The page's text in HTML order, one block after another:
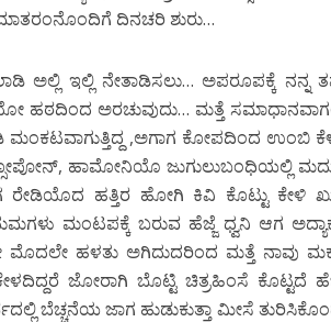
ದಿನಚರಿ ಶುರು…
ಅಲ್ಲಿ ಇಲ್ಲಿ ನೇತಾಡಿಸಲು… ಅಪರೂಪಕ್ಕೆ ನನ್ನ
ಹಠದಿಂದ ಅರಚುವುದು… ಮತ್ತೆ
ಮಂಕಟವಾಗುತ್ತಿದ್ದ ,ಅಗಾಗ ಕೋಪದಿಂದ ಉಂಬಿ
ಹಾಮೋನಿಯೊ ಜುಗುಲುಬಂಧಿಯಲ್ಲಿ
ಹತ್ತಿರ ಹೋಗಿ ಕಿವಿ ಕೊಟ್ಟು ಕೇಳಿ
ಮಂಟಪಕ್ಕೆ ಬರುವ ಹೆಜ್ಜೆ ಧ್ವನಿ ಆಗ
ಹಳತು ಅಗಿದುದರಿಂದ ಮತ್ತೆ ನಾವು
ಜೋರಾಗಿ ಬೊಟ್ಟಿ ಚಿತ್ರಹಿಂಸೆ ಕೊಟ್ಟದೆ
ಬೆಚ್ಚನೆಯ ಜಾಗ ಹುಡುಕುತ್ತಾ ಮೀಸೆ